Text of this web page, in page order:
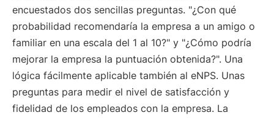
encuestados dos sencillas preguntas. "¿Con qué
probabilidad recomendaría la empresa a un amigo o
familiar en una escala del 1 al 10?" y "¿Cómo podría
mejorar la empresa la puntuación obtenida?". Una
lógica fácilmente aplicable también al eNPS. Unas
preguntas para medir el nivel de satisfacción y
fidelidad de los empleados con la empresa. La